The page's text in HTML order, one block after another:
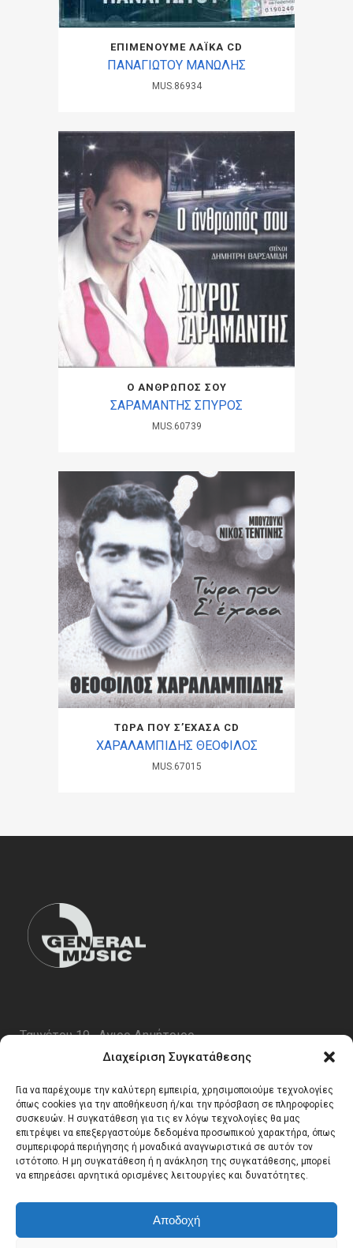
Διαχείριση Συγκατάθεσης
Για να παρέχουμε την καλύτερη εμπειρία, χρησιμοποιούμε τεχνολογίες
όπως cookies για την αποθήκευση ή/και την πρόσβαση σε πληροφορίες
συσκευών. Η συγκατάθεση για τις εν λόγω τεχνολογίες θα μας
επιτρέψει να επεξεργαστούμε δεδομένα προσωπικού χαρακτήρα, όπως
συμπεριφορά περιήγησης ή μοναδικά αναγνωριστικά σε αυτόν τον
ιστότοπο. Η μη συγκατάθεση ή η ανάκληση της συγκατάθεσης, μπορεί
να επηρεάσει αρνητικά ορισμένες λειτουργίες και δυνατότητες.
Αποδοχή
ΕΠΙΜΕΝΟΥΜΕ ΛΑΪΚΑ CD
ΠΑΝΑΓΙΩΤΟΥ ΜΑΝΩΛΗΣ
MUS.86934
Ο ΑΝΘΡΩΠΟΣ ΣΟΥ
ΣΑΡΑΜΑΝΤΗΣ ΣΠΥΡΟΣ
MUS.60739
ΤΩΡΑ ΠΟΥ Σ’ΕΧΑΣΑ CD
ΧΑΡΑΛΑΜΠΙΔΗΣ ΘΕΟΦΙΛΟΣ
MUS.67015
Ταυγέτου 19 , Αγιος Δημήτριος
email:info@generalmusic.gr
Ωρες Λειτουργίας:
Δευτέρα – Παρασκευή 10:00 – 17:00